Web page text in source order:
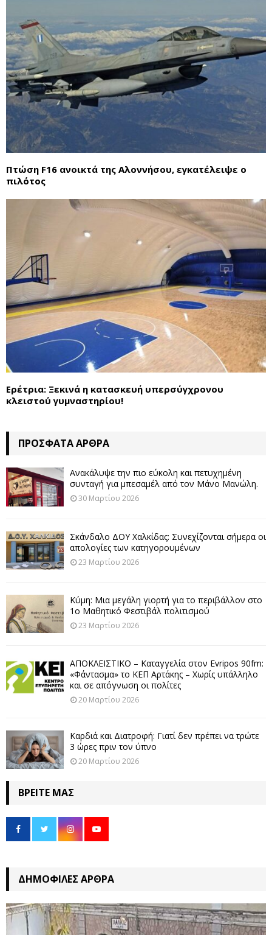
Πτώση F16 ανοικτά της Αλοννήσου, εγκατέλειψε ο
πιλότος
Ερέτρια: Ξεκινά η κατασκευή υπερσύγχρονου
κλειστού γυμναστηρίου!
ΠΡΌΣΦΑΤΑ ΆΡΘΡΑ
Ανακάλυψε την πιο εύκολη και πετυχημένη
συνταγή για μπεσαμέλ από τον Μάνο Μανώλη.
30 Μαρτίου 2026
Σκάνδαλο ΔΟΥ Χαλκίδας: Συνεχίζονται σήμερα οι
απολογίες των κατηγορουμένων
23 Μαρτίου 2026
Κύμη: Μια μεγάλη γιορτή για το περιβάλλον στο
1ο Μαθητικό Φεστιβάλ πολιτισμού
23 Μαρτίου 2026
ΑΠΟΚΛΕΙΣΤΙΚΟ – Καταγγελία στον Evripos 90fm:
«Φάντασμα» το ΚΕΠ Αρτάκης – Χωρίς υπάλληλο
και σε απόγνωση οι πολίτες
20 Μαρτίου 2026
Καρδιά και Διατροφή: Γιατί δεν πρέπει να τρώτε
3 ώρες πριν τον ύπνο
20 Μαρτίου 2026
ΒΡΕΊΤΕ ΜΑΣ
ΔΗΜΟΦΙΛΈΣ ΆΡΘΡΑ